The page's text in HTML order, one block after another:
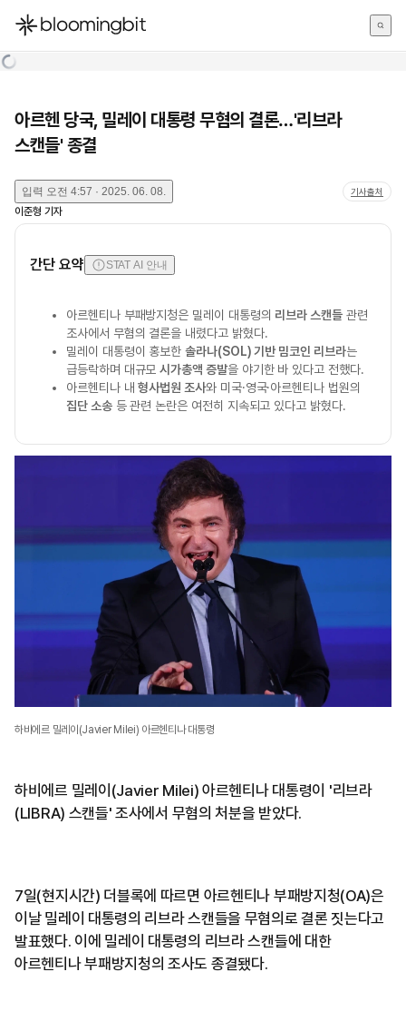
한국어
아르헨 당국, 밀레이 대통령 무혐의 결론…'리브라
스캔들' 종결
입력 오전 4:57 · 2025. 06. 08. 기사출처
이준형 기자
간단 요약 STAT AI 안내
아르헨티나 부패방지청은 밀레이 대통령의 리브라 스캔들관련
조사에서 무혐의 결론을 내렸다고 밝혔다.
밀레이 대통령이 홍보한솔라나(SOL) 기반 밈코인 리브라는
급등락하며 대규모시가총액 증발을 야기한 바 있다고 전했다.
아르헨티나 내형사법원 조사와 미국·영국·아르헨티나 법원의
집단 소송등 관련 논란은 여전히 지속되고 있다고 밝혔다.
하비에르 밀레이(Javier Milei) 아르헨티나 대통령
하비에르 밀레이(Javier Milei) 아르헨티나 대통령이 '리브라
(LIBRA) 스캔들' 조사에서 무혐의 처분을 받았다.
7일(현지시간) 더블록에 따르면 아르헨티나 부패방지청(OA)은
이날 밀레이 대통령의 리브라 스캔들을 무혐의로 결론 짓는다고
발표했다. 이에 밀레이 대통령의 리브라 스캔들에 대한
아르헨티나 부패방지청의 조사도 종결됐다.